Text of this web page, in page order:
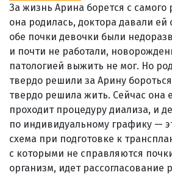
За жизнь Арина борется с самого
она родилась, доктора давали
обе почки девочки были
и почти не работали,
патологией выжить не мог. Но
твердо решили за Арину
твердо решила жить. Сейчас она
проходит процедуру диализа, и
по индивидуальному графику —
схема при подготовке к
с которыми не справляются
организм, идет рассогласование